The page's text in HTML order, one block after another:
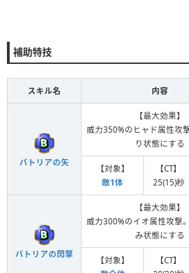
補助特技
スキル名 内容
バトリアの矢
【最大効果】
威力350%のヒャド属性攻
り状態にする
【対象】
敵1体
【CT】
25(15)秒
バトリアの閃撃
【最大効果】
威力300%のイオ属性攻撃
み状態にする
【対象】
【CT】